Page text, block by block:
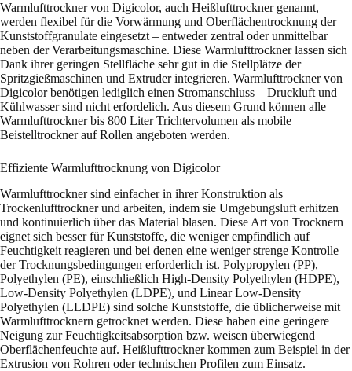
Warmlufttrockner von Digicolor, auch Heißlufttrockner genannt,
werden flexibel für die Vorwärmung und Oberflächentrocknung der
Kunststoffgranulate eingesetzt – entweder zentral oder unmittelbar
neben der Verarbeitungsmaschine. Diese Warmlufttrockner lassen sich
Dank ihrer geringen Stellfläche sehr gut in die Stellplätze der
Spritzgießmaschinen und Extruder integrieren. Warmlufttrockner von
Digicolor benötigen lediglich einen Stromanschluss – Druckluft und
Kühlwasser sind nicht erfordelich. Aus diesem Grund können alle
Warmlufttrockner bis 800 Liter Trichtervolumen als mobile
Beistelltrockner auf Rollen angeboten werden.
Effiziente Warmlufttrocknung von Digicolor
Warmlufttrockner sind einfacher in ihrer Konstruktion als
Trockenlufttrockner und arbeiten, indem sie Umgebungsluft erhitzen
und kontinuierlich über das Material blasen. Diese Art von Trocknern
eignet sich besser für Kunststoffe, die weniger empfindlich auf
Feuchtigkeit reagieren und bei denen eine weniger strenge Kontrolle
der Trocknungsbedingungen erforderlich ist. Polypropylen (PP),
Polyethylen (PE), einschließlich High-Density Polyethylen (HDPE),
Low-Density Polyethylen (LDPE), und Linear Low-Density
Polyethylen (LLDPE) sind solche Kunststoffe, die üblicherweise mit
Warmlufttrocknern getrocknet werden. Diese haben eine geringere
Neigung zur Feuchtigkeitsabsorption bzw. weisen überwiegend
Oberflächenfeuchte auf. Heißlufttrockner kommen zum Beispiel in der
Extrusion von Rohren oder technischen Profilen zum Einsatz.